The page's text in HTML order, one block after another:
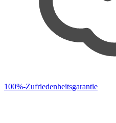
100%-Zufriedenheitsgarantie